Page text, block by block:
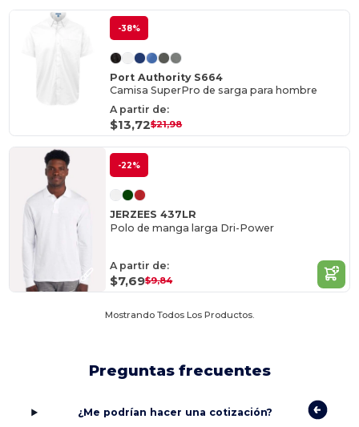
-38%
Port Authority S664
Camisa SuperPro de sarga para hombre
A partir de:
$13,72$21,98
-22%
JERZEES 437LR
Polo de manga larga Dri-Power
A partir de:
$7,69$9,84
Mostrando Todos Los Productos.
Preguntas frecuentes
¿Me podrían hacer una cotización?